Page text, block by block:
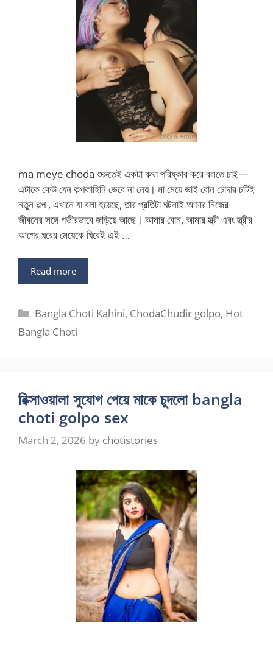
ma meye choda শুরুতেই একটা কথা পরিষ্কার করে বলতে চাই—
এটাকে কেউ যেন কল্পকাহিনি ভেবে না নেয়। মা মেয়ে ভাই বোন চোদার চটিই
নতুন গল্প , এখানে যা বলা হয়েছে, তার প্রতিটা ঘটনাই আমার নিজের
জীবনের সঙ্গে গভীরভাবে জড়িয়ে আছে। আমার বোন, আমার স্ত্রী এবং স্ত্রীর
আগের ঘরের মেয়েকে ঘিরেই এই …
Read more
Categories
Bangla Choti Kahini, ChodaChudir golpo, Hot
Bangla Choti
রিক্সাওয়ালা সুযোগ পেয়ে মাকে চুদলো bangla
choti golpo sex
March 2, 2026 by chotistories